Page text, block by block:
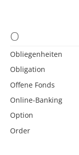
O
Obliegenheiten
Obligation
Offene Fonds
Online-Banking
Option
Order